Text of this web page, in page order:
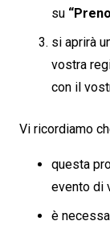
su
si aprirà
vostra
con il
Vi ricordiamo
questa
evento di
è